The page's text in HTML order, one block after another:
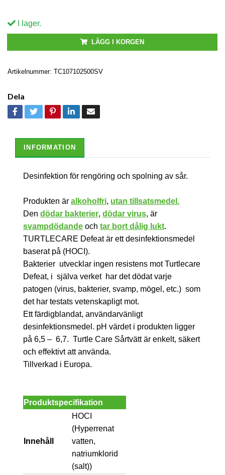
I lager.
LÄGG I KORGEN
Artikelnummer: TC107102500SV
Dela
INFORMATION
Desinfektion för rengöring och spolning av sår.
Produkten är alkoholfri, utan tillsatsmedel.
Den dödar bakterier, dödar virus, är
svampdödande och tar bort dålig lukt.
TURTLECARE Defeat är ett desinfektionsmedel
baserat på (HOCI).
Bakterier utvecklar ingen resistens mot Turtlecare
Defeat, i själva verket har det dödat varje
patogen (virus, bakterier, svamp, mögel, etc.) som
det har testats vetenskapligt mot.
Ett färdigblandat, användarvänligt
desinfektionsmedel. pH värdet i produkten ligger
på 6,5 – 6,7. Turtle Care Sårtvätt är enkelt, säkert
och effektivt att använda.
Tillverkad i Europa.
Produktspecifikation
Innehåll
HOCI
(Hyperrenat
vatten,
natriumklorid
(salt))